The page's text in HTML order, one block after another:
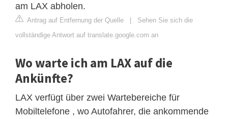
am LAX abholen.
Antrag auf Entfernung der Quelle | Sehen Sie sich die
vollständige Antwort auf translate.google.com an
Wo warte ich am LAX auf die
Ankünfte?
LAX verfügt über zwei Wartebereiche für
Mobiltelefone , wo Autofahrer, die ankommende